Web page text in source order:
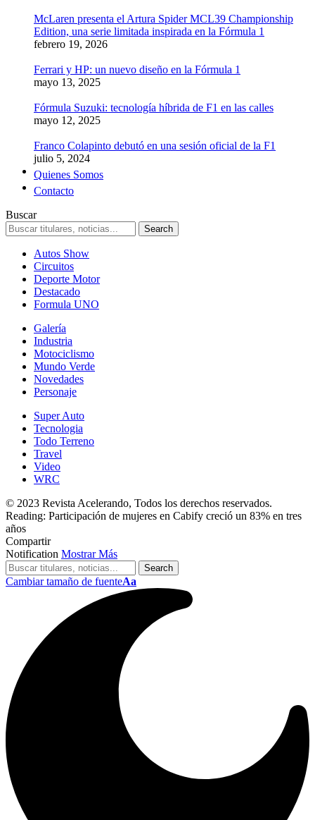
McLaren presenta el Artura Spider MCL39 Championship
Edition, una serie limitada inspirada en la Fórmula 1
febrero 19, 2026
Ferrari y HP: un nuevo diseño en la Fórmula 1
mayo 13, 2025
Fórmula Suzuki: tecnología híbrida de F1 en las calles
mayo 12, 2025
Franco Colapinto debutó en una sesión oficial de la F1
julio 5, 2024
Quienes Somos
Contacto
Buscar
Autos Show
Circuitos
Deporte Motor
Destacado
Formula UNO
Galería
Industria
Motociclismo
Mundo Verde
Novedades
Personaje
Super Auto
Tecnologia
Todo Terreno
Travel
Video
WRC
© 2023 Revista Acelerando, Todos los derechos reservados.
Reading: Participación de mujeres en Cabify creció un 83% en tres
años
Compartir
Notification Mostrar Más
Cambiar tamaño de fuenteAa